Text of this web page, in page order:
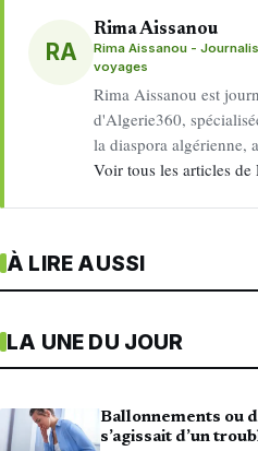
RA
Rima Aissanou
Rima Aissanou -
voyages
Rima Aissanou est
d'Algerie360,
la diaspora algérienne,
Voir tous les articles
À LIRE AUSSI
LA UNE DU JOUR
Ballonnements ou
s’agissait d’un